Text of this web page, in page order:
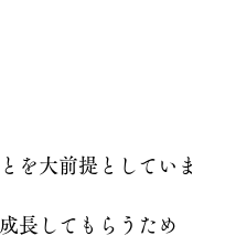
を大前提としていま
長してもらうため